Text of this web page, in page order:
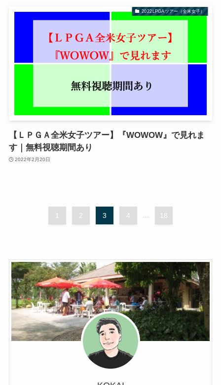
2022LPGAツアー（全米女子）
【ＬＰＧＡ全米女子ツアー】『WOWOW』で見れま
す｜無料視聴期間あり
2022年2月20日
1 2 3 4 ... 18